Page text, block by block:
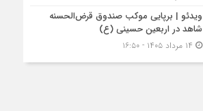
ویدئو | برپایی موکب صندوق قرض‌الحسنه
شاهد در اربعین حسینی (ع)